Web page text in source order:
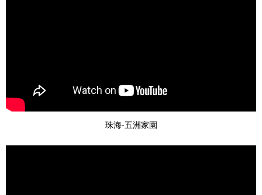
珠海-五洲家園